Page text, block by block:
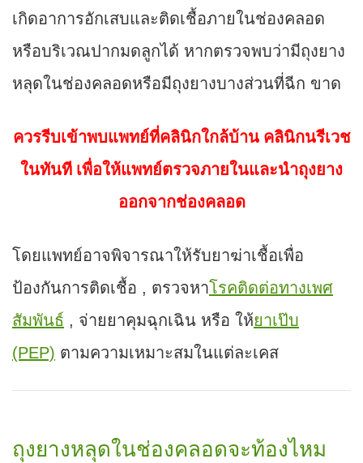
เกิดอาการอักเสบและติดเชื้อภายในช่องคลอด
หรือบริเวณปากมดลูกได้ หากตรวจพบว่ามีถุงยาง
หลุดในช่องคลอดหรือมีถุงยางบางส่วนที่ฉีก ขาด
ควรรีบเข้าพบแพทย์ที่คลินิกใกล้บ้าน คลินิกนรีเวช
ในทันที เพื่อให้แพทย์ตรวจภายในและนำถุงยาง
ออกจากช่องคลอด
โดยแพทย์อาจพิจารณาให้รับยาฆ่าเชื้อเพื่อ
ป้องกันการติดเชื้อ , ตรวจหาโรคติดต่อทางเพศ
สัมพันธ์ , จ่ายยาคุมฉุกเฉิน หรือ ให้ยาเป๊บ
(PEP) ตามความเหมาะสมในแต่ละเคส
ถุงยางหลุดในช่องคลอดจะท้องไหม